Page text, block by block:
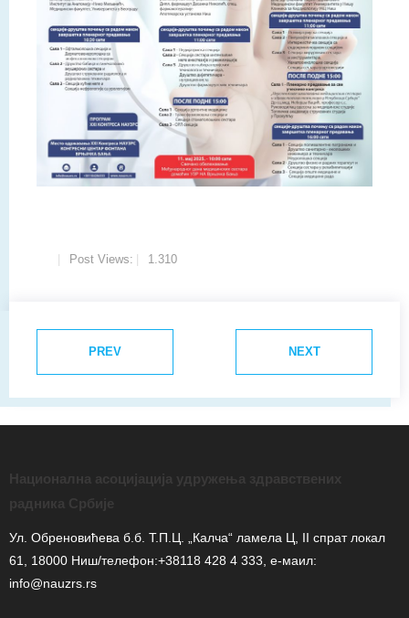
Post Views: 1.310
PREV NEXT
Национална асоцијација удружења здравствених
радника Србије
Ул. Обреновићева б.б. Т.П.Ц. „Калча“ ламела Ц, II спрат локал
61, 18000 Ниш/телефон:+38118 428 4 333, е-маил:
info@nauzrs.rs